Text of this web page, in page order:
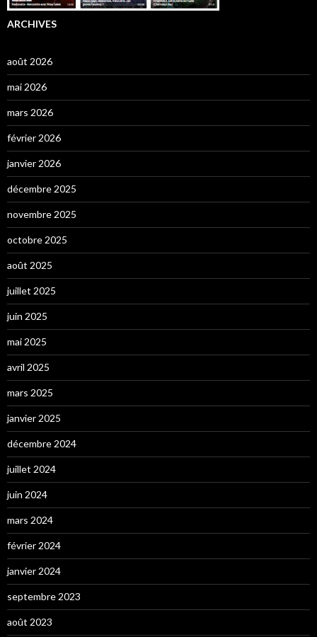
ARCHIVES
août 2026
mai 2026
mars 2026
février 2026
janvier 2026
décembre 2025
novembre 2025
octobre 2025
août 2025
juillet 2025
juin 2025
mai 2025
avril 2025
mars 2025
janvier 2025
décembre 2024
juillet 2024
juin 2024
mars 2024
février 2024
janvier 2024
septembre 2023
août 2023